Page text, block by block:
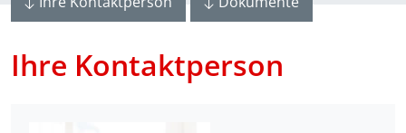
Ihre Kontaktperson